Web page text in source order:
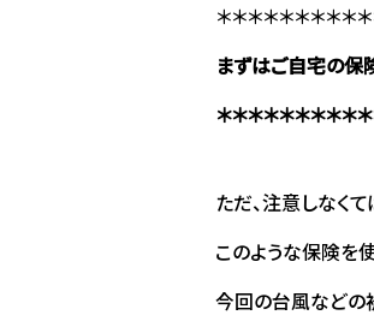
＊＊＊＊＊＊＊＊＊
まずはご自宅の保
＊＊＊＊＊＊＊＊＊
ただ、注意しなく
このような保険を
今回の台風などの